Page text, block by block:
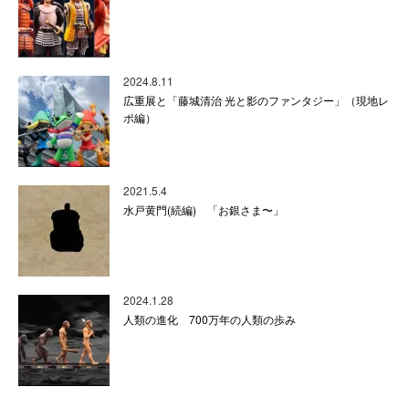
2024.8.11
広重展と「藤城清治 光と影のファンタジー」（現地レ
ポ編）
2021.5.4
水戸黄門(続編) 「お銀さま〜」
2024.1.28
人類の進化 700万年の人類の歩み